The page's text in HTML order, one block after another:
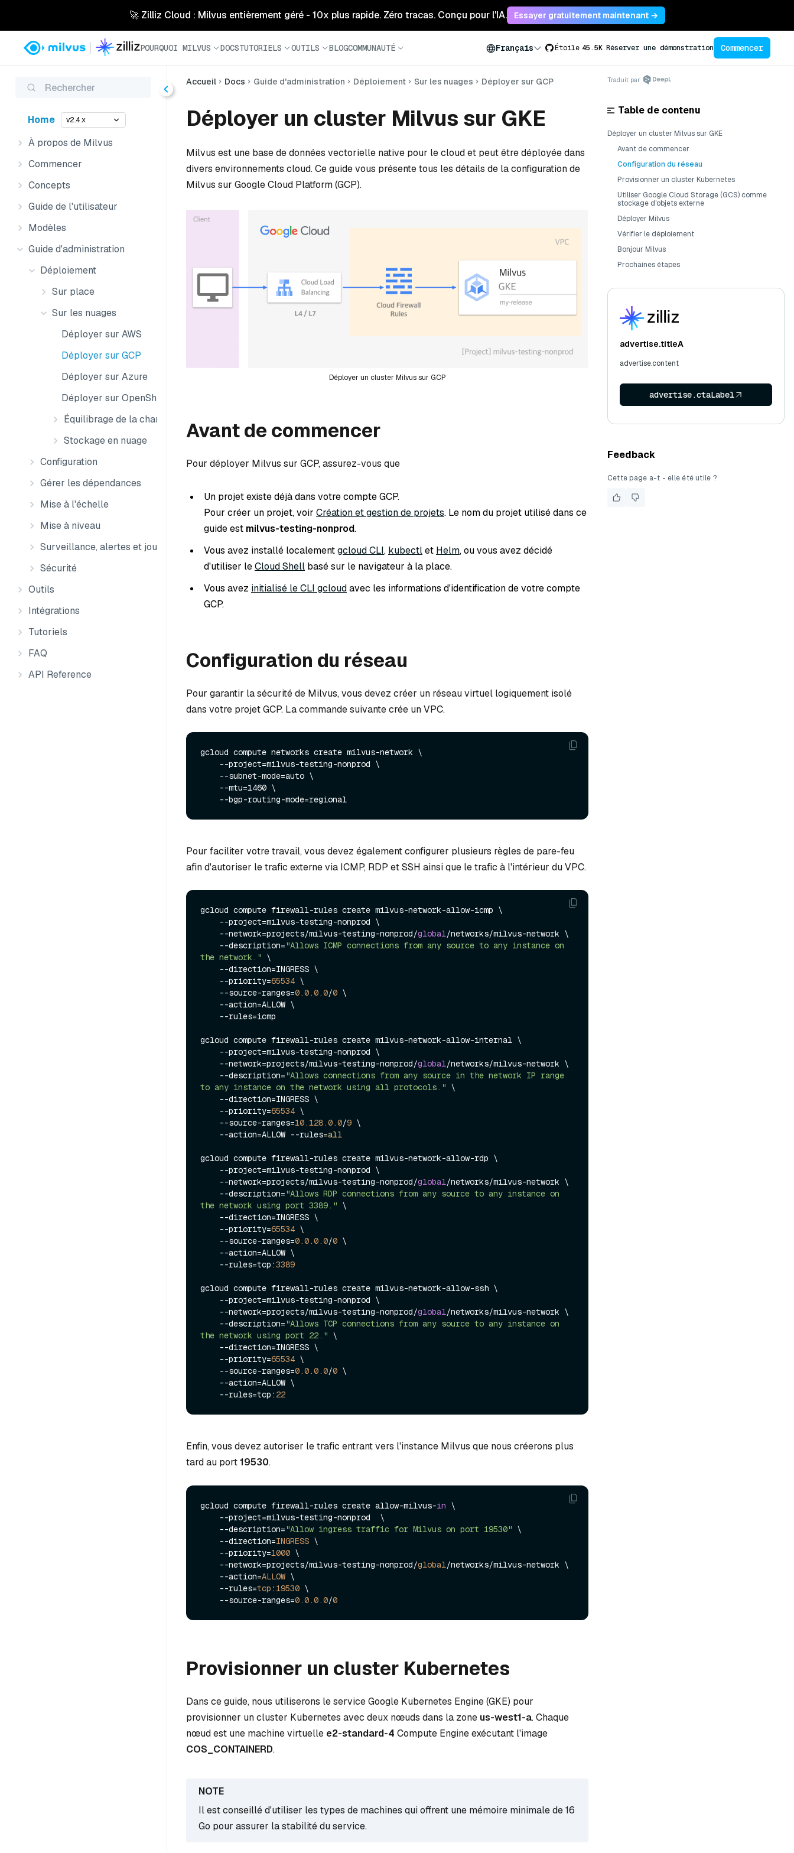
🚀 Zilliz Cloud : Milvus entièrement géré - 10x plus rapide. Zéro tracas. Conçu pour l'IA. Essayer gratuitement maintenant →
POURQUOI MILVUS DOCSTUTORIELS OUTILS BLOGCOMMUNAUTÉ Français Étoile 45.5K Réserver une démonstration Commencer
Rechercher
Home v2.4.x
À propos de Milvus
Commencer
Concepts
Guide de l'utilisateur
Modèles
Guide d'administration
Déploiement
Sur place
Sur les nuages
Déployer sur AWS
Déployer sur GCP
Déployer sur Azure
Déployer sur OpenShift
Équilibrage de la charge de la couche 7
Stockage en nuage
Configuration
Gérer les dépendances
Mise à l'échelle
Mise à niveau
Surveillance, alertes et journaux
Sécurité
Outils
Intégrations
Tutoriels
FAQ
API Reference
Accueil Docs Guide d'administration Déploiement Sur les nuages Déployer sur GCP
Déployer un cluster Milvus sur GKE
Milvus est une base de données vectorielle native pour le cloud et peut être déployée dans
divers environnements cloud. Ce guide vous présente tous les détails de la configuration de
Milvus sur Google Cloud Platform (GCP).
Déployer un cluster Milvus sur GCP
Avant de commencer
Pour déployer Milvus sur GCP, assurez-vous que
Un projet existe déjà dans votre compte GCP.
Pour créer un projet, voir Création et gestion de projets. Le nom du projet utilisé dans ce
guide est milvus-testing-nonprod.
Vous avez installé localementgcloud CLI, kubectlet Helm, ou vous avez décidé
d'utiliser leCloud Shell basé sur le navigateur à la place.
Vous avez initialisé le CLI gcloudavec les informations d'identification de votre compte
GCP.
Configuration du réseau
Pour garantir la sécurité de Milvus, vous devez créer un réseau virtuel logiquement isolé
dans votre projet GCP. La commande suivante crée un VPC.
gcloud compute networks create milvus-network \
Pour faciliter votre travail, vous devez également configurer plusieurs règles de pare-feu
afin d'autoriser le trafic externe via ICMP, RDP et SSH ainsi que le trafic à l'intérieur du VPC.
gcloud compute firewall-rules create milvus-network-allow-icmp \
    --network=projects/milvus-testing-nonprod/
global/networks/milvus-network \
    --description=
"Allows ICMP connections from any source to any instance on
the network." \
    --priority=
65534 \
    --source-ranges=
0.0.0.0/0 \
gcloud compute firewall-rules create milvus-network-allow-internal \
    --network=projects/milvus-testing-nonprod/
global/networks/milvus-network \
    --description=
"Allows connections from any source in the network IP range
to any instance on the network using all protocols." \
    --priority=
65534 \
    --source-ranges=
10.128.0.0/9 \
    --action=ALLOW --rules=
all
gcloud compute firewall-rules create milvus-network-allow-rdp \
    --network=projects/milvus-testing-nonprod/
global/networks/milvus-network \
    --description=
"Allows RDP connections from any source to any instance on
the network using port 3389." \
    --priority=
65534 \
    --source-ranges=
0.0.0.0/0 \
    --rules=tcp:
3389
gcloud compute firewall-rules create milvus-network-allow-ssh \
    --network=projects/milvus-testing-nonprod/
global/networks/milvus-network \
    --description=
"Allows TCP connections from any source to any instance on
the network using port 22." \
    --priority=
65534 \
    --source-ranges=
0.0.0.0/0 \
    --rules=tcp:
22
Enfin, vous devez autoriser le trafic entrant vers l'instance Milvus que nous créerons plus
tard au port19530.
gcloud compute firewall-rules create allow-milvus-in \
    --description=
"Allow ingress traffic for Milvus on port 19530" \
    --direction=
INGRESS \
    --priority=
1000 \
    --network=projects/milvus-testing-nonprod/
global/networks/milvus-network \
    --action=
ALLOW \
    --rules=
tcp :19530 \
    --source-ranges=
0.0.0.0/0
Provisionner un cluster Kubernetes
Dans ce guide, nous utiliserons le service Google Kubernetes Engine (GKE) pour
provisionner un cluster Kubernetes avec deux nœuds dans la zone us-west1-a. Chaque
nœud est une machine virtuelle e2-standard-4 Compute Engine exécutant l'image
COS_CONTAINERD.
Il est conseillé d'utiliser les types de machines qui offrent une mémoire minimale de 16
Go pour assurer la stabilité du service.
Traduit par
Table de contenu
Déployer un cluster Milvus sur GKE
Avant de commencer
Configuration du réseau
Provisionner un cluster Kubernetes
Utiliser Google Cloud Storage (GCS) comme
stockage d'objets externe
Déployer Milvus
Vérifier le déploiement
Bonjour Milvus
Prochaines étapes
advertise.titleA
advertise.content
advertise.ctaLabel
Feedback
Cette page a-t - elle été utile ?